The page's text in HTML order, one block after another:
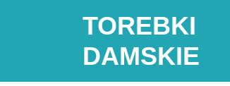
TOREBKI
DAMSKIE